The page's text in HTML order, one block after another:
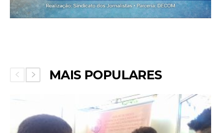
MAIS POPULARES